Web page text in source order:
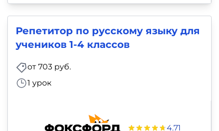
Репетитор по русскому языку для
учеников 1-4 классов
от 703 руб.
1 урок
4.71